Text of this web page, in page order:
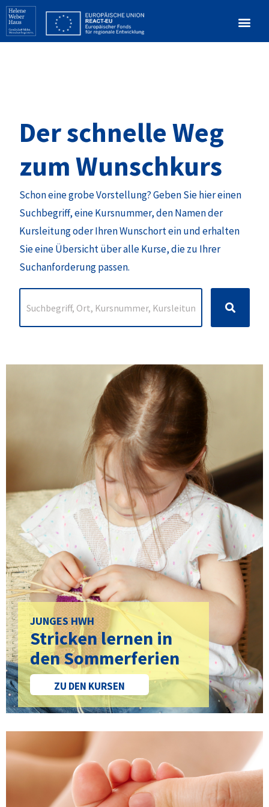
Der schnelle Weg
zum Wunschkurs
Schon eine grobe Vorstellung? Geben Sie hier einen
Suchbegriff, eine Kursnummer, den Namen der
Kursleitung oder Ihren Wunschort ein und erhalten
Sie eine Übersicht über alle Kurse, die zu Ihrer
Suchanforderung passen.
JUNGES HWH
Stricken lernen in
den Sommerferien
ZU DEN KURSEN